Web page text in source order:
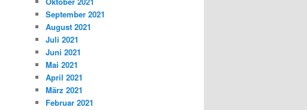
September 2021
August 2021
Juli 2021
Juni 2021
Mai 2021
April 2021
März 2021
Februar 2021